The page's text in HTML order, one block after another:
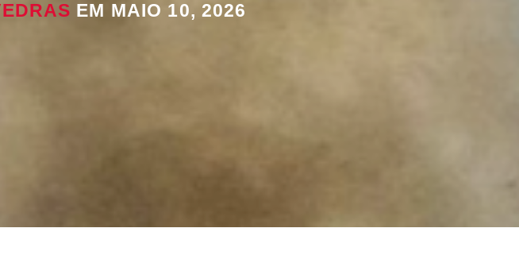
EM MAIO 10, 2026